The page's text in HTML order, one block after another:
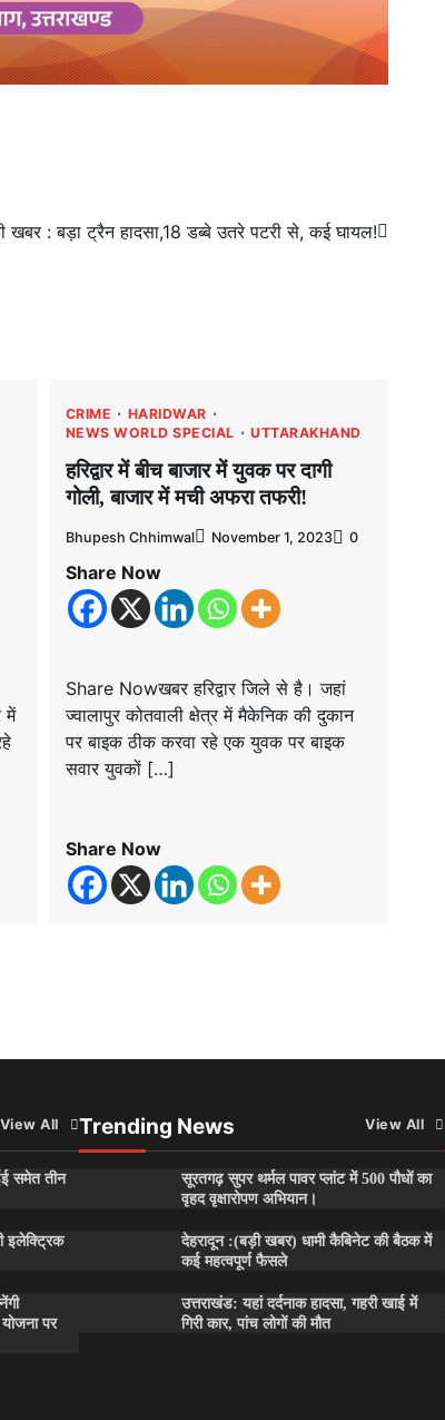
खबर : बड़ा ट्रैन हादसा,18 डब्बे उतरे पटरी से, कई घायल!
में
CRIME
HARIDWAR
NEWS WORLD SPECIAL
UTTARAKHAND
हरिद्वार में बीच बाजार में युवक पर दागी
गोली, बाजार में मची अफरा तफरी!
Bhupesh Chhimwal November 1, 2023 0
Share Now
Share Nowखबर हरिद्वार जिले से है। जहां
ज्वालापुर कोतवाली क्षेत्र में मैकेनिक की दुकान
पर बाइक ठीक करवा रहे एक युवक पर बाइक
सवार युवकों […]
Share Now
View All
समेत तीन
इलेक्ट्रिक
पर
Trending News View All
सूरतगढ़ सुपर थर्मल पावर प्लांट में 500 पौधों का
वृहद वृक्षारोपण अभियान।
देहरादून :(बड़ी खबर) धामी कैबिनेट की बैठक में
कई महत्वपूर्ण फैसले
उत्तराखंड: यहां दर्दनाक हादसा, गहरी खाई में
गिरी कार, पांच लोगों की मौत